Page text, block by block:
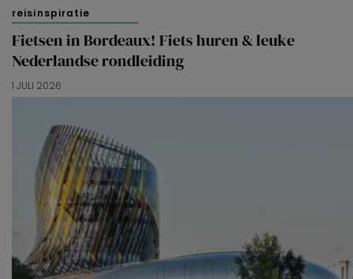
reisinspiratie
Fietsen in Bordeaux! Fiets huren & leuke
Nederlandse rondleiding
1 JULI 2026